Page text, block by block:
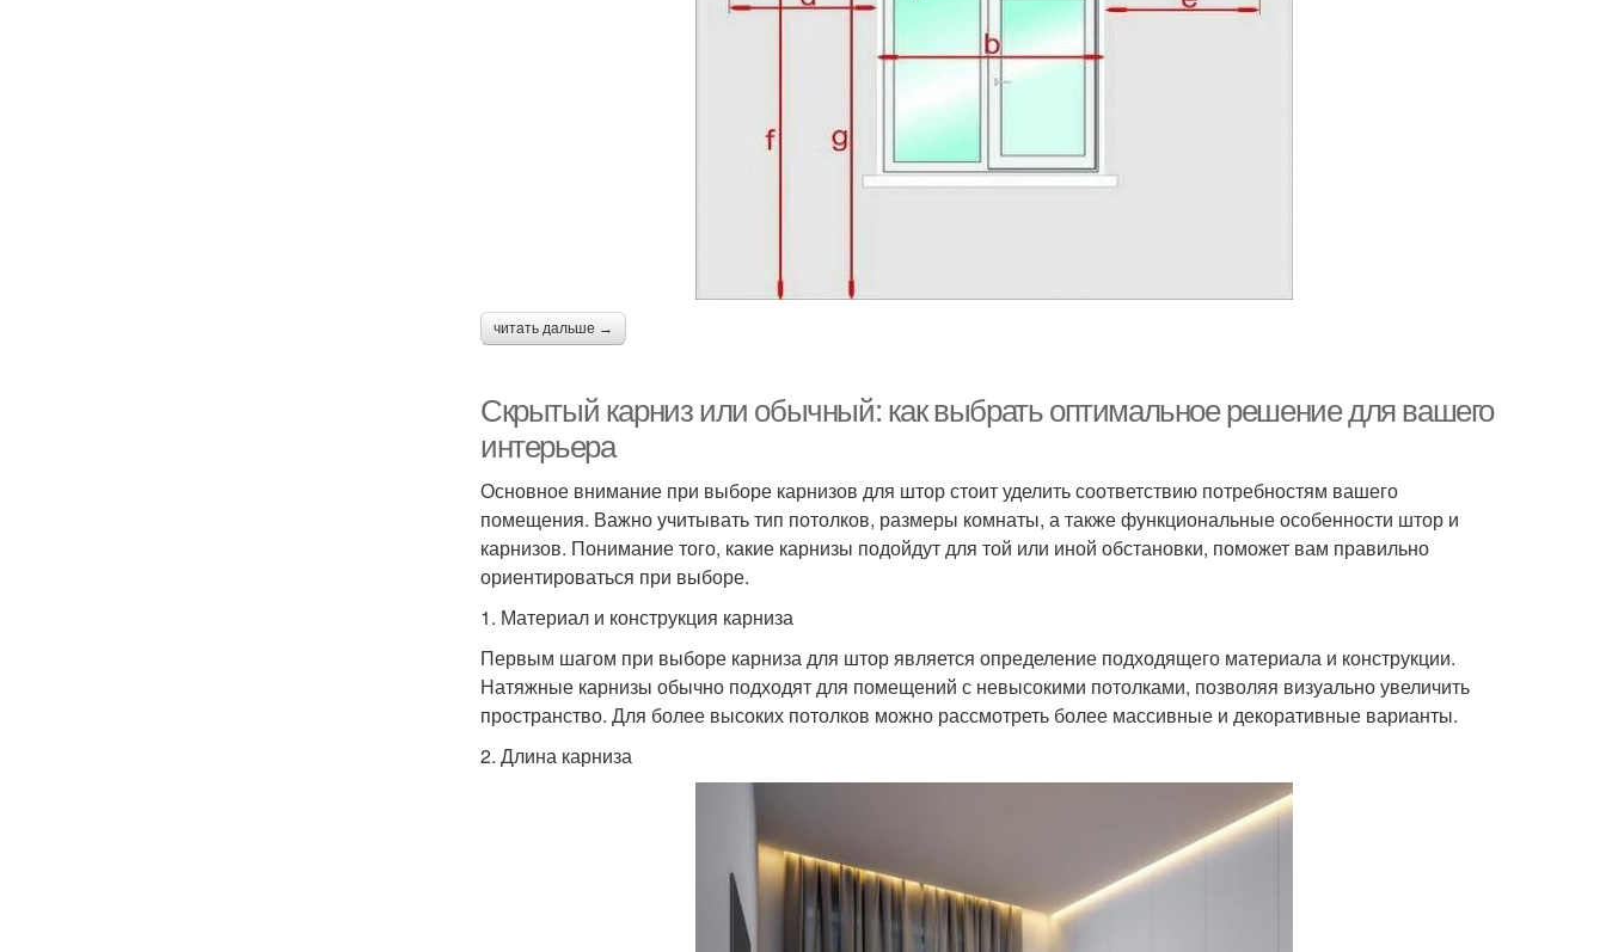
читать дальше →
Скрытый карниз или обычный: как выбрать оптимальное решение для вашего
интерьера
Основное внимание при выборе карнизов для штор стоит уделить соответствию потребностям вашего
помещения. Важно учитывать тип потолков, размеры комнаты, а также функциональные особенности штор и
карнизов. Понимание того, какие карнизы подойдут для той или иной обстановки, поможет вам правильно
ориентироваться при выборе.
1. Материал и конструкция карниза
Первым шагом при выборе карниза для штор является определение подходящего материала и конструкции.
Натяжные карнизы обычно подходят для помещений с невысокими потолками, позволяя визуально увеличить
пространство. Для более высоких потолков можно рассмотреть более массивные и декоративные варианты.
2. Длина карниза